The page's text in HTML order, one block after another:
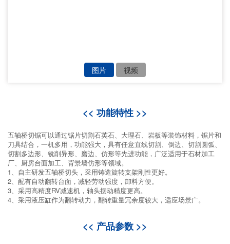
图片 视频
<< 功能特性 >>
五轴桥切锯可以通过锯片切割石英石、大理石、岩板等装饰材料，锯片和
刀具结合，一机多用，功能强大，具有任意直线切割、倒边、切割圆弧、
切割多边形、铣削异形、磨边、仿形等先进功能，广泛适用于石材加工
厂、厨房台面加工、背景墙仿形等领域。
1、自主研发五轴桥切头，采用铸造旋转支架刚性更好。
2、配有自动翻转台面，减轻劳动强度，卸料方便。
3、采用高精度RV减速机，轴头摆动精度更高。
4、采用液压缸作为翻转动力，翻转重量冗余度较大，适应场景广。
<< 产品参数 >>